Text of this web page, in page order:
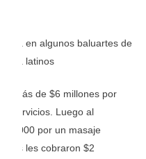
más de $6 millones por
servicios. Luego al
por un masaje
les cobraron $2